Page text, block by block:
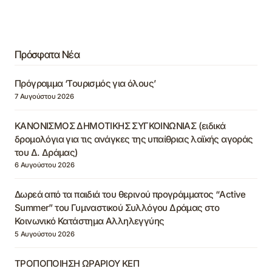
Πρόσφατα Νέα
Πρόγραμμα ‘Τουρισμός για όλους’
7 Αυγούστου 2026
ΚΑΝΟΝΙΣΜΟΣ ΔΗΜΟΤΙΚΗΣ ΣΥΓΚΟΙΝΩΝΙΑΣ (ειδικά
δρομολόγια για τις ανάγκες της υπαίθριας λαϊκής αγοράς
του Δ. Δράμας)
6 Αυγούστου 2026
Δωρεά από τα παιδιά του θερινού προγράμματος “Active
Summer” του Γυμναστικού Συλλόγου Δράμας στο
Κοινωνικό Κατάστημα Αλληλεγγύης
5 Αυγούστου 2026
ΤΡΟΠΟΠΟΙΗΣΗ ΩΡΑΡΙΟΥ ΚΕΠ